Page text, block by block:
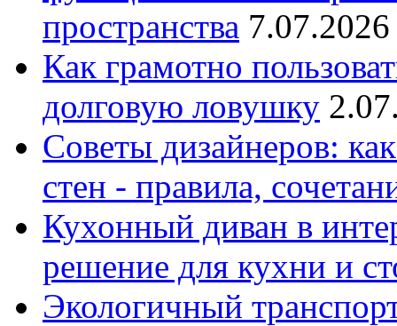
пространства
Как грамотно
долговую ловушку
Советы дизайнеров:
стен - правила,
Кухонный диван в
решение для кухни и
Экологичный